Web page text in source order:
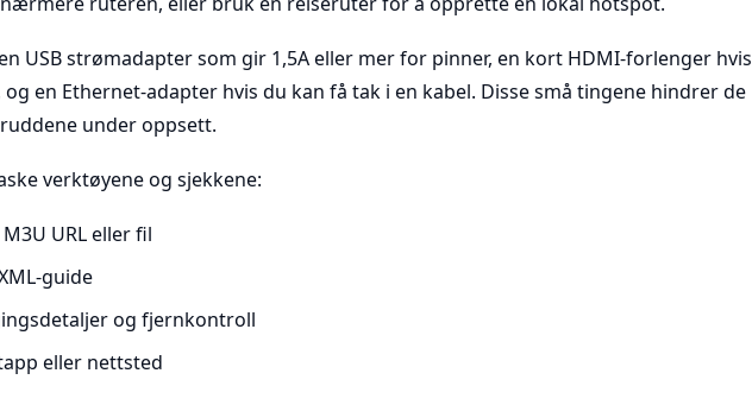
USB strømadapter som gir 1,5A eller mer for pinner, en kort HDMI-forlenger hvis
en Ethernet-adapter hvis du kan få tak i en kabel. Disse små tingene hindrer de
under oppsett.
verktøyene og sjekkene:
URL eller fil
guide
og fjernkontroll
eller nettsted